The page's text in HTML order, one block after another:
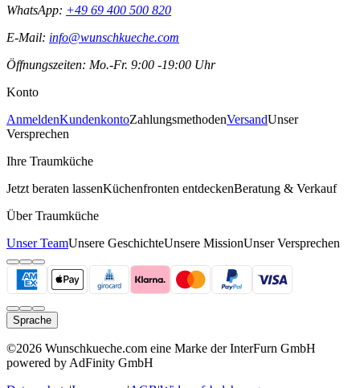
WhatsApp: +49 69 400 500 820
E-Mail: info@wunschkueche.com
Öffnungszeiten: Mo.-Fr. 9:00 -19:00 Uhr
Konto
AnmeldenKundenkontoZahlungsmethodenVersandUnser
Versprechen
Ihre Traumküche
Jetzt beraten lassenKüchenfronten entdeckenBeratung & Verkauf
Über Traumküche
Unser TeamUnsere GeschichteUnsere MissionUnser Versprechen
Sprache
©2026 Wunschkueche.com eine Marke der InterFurn GmbH
powered by AdFinity GmbH